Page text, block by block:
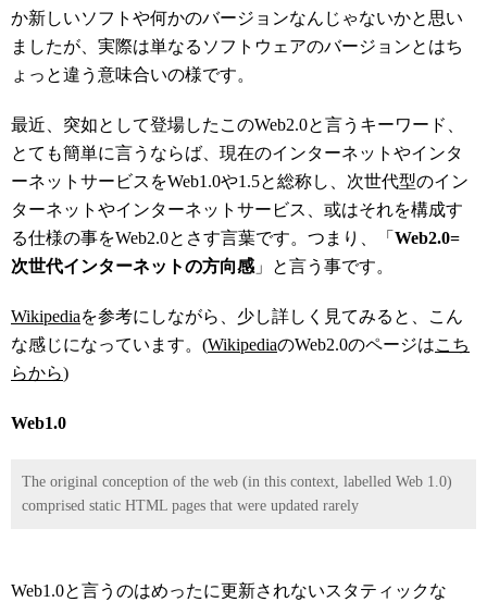
か新しいソフトや何かのバージョンなんじゃないかと思い
ましたが、実際は単なるソフトウェアのバージョンとはち
ょっと違う意味合いの様です。
最近、突如として登場したこのWeb2.0と言うキーワード、
とても簡単に言うならば、現在のインターネットやインタ
ーネットサービスをWeb1.0や1.5と総称し、次世代型のイン
ターネットやインターネットサービス、或はそれを構成す
る仕様の事をWeb2.0とさす言葉です。つまり、「 Web2.0=
次世代インターネットの方向感 」と言う事です。
Wikipediaを参考にしながら、少し詳しく見てみると、こん
な感じになっています。(WikipediaのWeb2.0のページはこち
らから)
Web1.0
The original conception of the web (in this context, labelled Web 1.0)
comprised static HTML pages that were updated rarely
Web1.0と言うのはめったに更新されないスタティックな